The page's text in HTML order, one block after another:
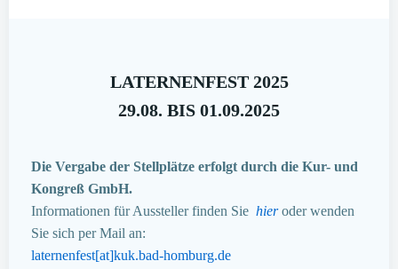
LATERNENFEST 2025
29.08. BIS 01.09.2025
Die Vergabe der Stellplätze erfolgt durch die Kur- und
Kongreß GmbH.
Informationen für Aussteller finden Sie hieroder wenden
Sie sich per Mail an:
laternenfest[at]kuk.bad-homburg.de